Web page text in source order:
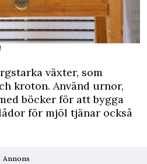
växter, som
kroton. Använd urnor,
böcker för att bygga
för mjöl tjänar också
Annons